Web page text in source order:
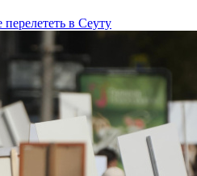
в Сеуту